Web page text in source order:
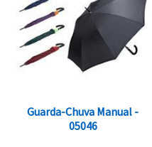
Guarda-Chuva Manual -
05046